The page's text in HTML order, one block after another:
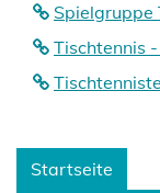
Spielgruppe
Tischtennis
Startseite